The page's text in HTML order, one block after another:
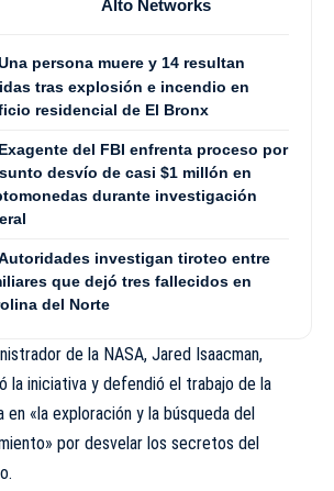
Alto Networks
persona muere y 14 resultan
tras explosión e incendio en
residencial de El Bronx
Exagente del FBI enfrenta proceso por
desvío de casi $1 millón en
durante investigación
investigan tiroteo entre
que dejó tres fallecidos en
del Norte
de la NASA, Jared Isaacman,
la iniciativa y defendió el trabajo de la
en «la exploración y la búsqueda del
por desvelar los secretos del